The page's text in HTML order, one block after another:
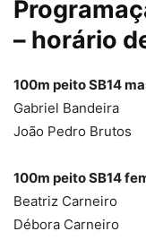
– horário
100m peito SB14
Gabriel Bandeira
João Pedro Brutos
100m peito SB14
Beatriz Carneiro
Débora Carneiro